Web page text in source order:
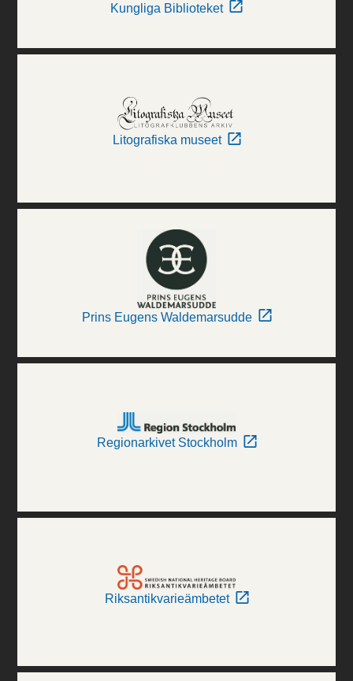
Kungliga Biblioteket
Litografiska museet
Prins Eugens Waldemarsudde
Regionarkivet Stockholm
Riksantikvarieämbetet